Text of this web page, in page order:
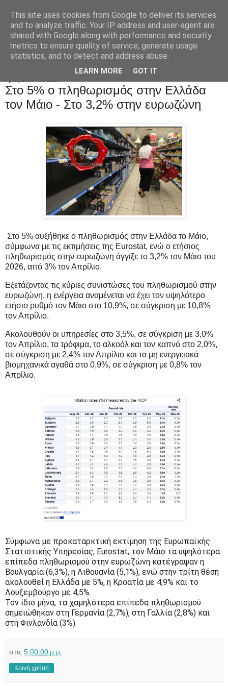
Στο 5% ο πληθωρισμός στην Ελλάδα
τον Μάιο - Στο 3,2% στην ευρωζώνη
Στο 5% αυξήθηκε ο πληθωρισμός στην Ελλάδα το Μάιο,
σύμφωνα με τις εκτιμήσεις της Eurostat, ενώ ο ετήσιος
πληθωρισμός στην ευρωζώνη άγγιξε το 3,2% τον Μάιο του
2026, από 3% τον Απρίλιο.
Εξετάζοντας τις κύριες συνιστώσες του πληθωρισμού στην
ευρωζώνη, η ενέργεια αναμένεται να έχει τον υψηλότερο
ετήσιο ρυθμό τον Μάιο στο 10,9%, σε σύγκριση με 10,8%
τον Απρίλιο.
Ακολουθούν οι υπηρεσίες στο 3,5%, σε σύγκριση με 3,0%
τον Απρίλιο, τα τρόφιμα, το αλκοόλ και τον καπνό στο 2,0%,
σε σύγκριση με 2,4% τον Απρίλιο και τα μη ενεργειακά
βιομηχανικά αγαθά στο 0,9%, σε σύγκριση με 0,8% τον
Απρίλιο.
Σύμφωνα με προκαταρκτική εκτίμηση της Ευρωπαϊκής
Στατιστικής Υπηρεσίας, Eurostat, τον Μάιο τα υψηλότερα
επίπεδα πληθωρισμού στην ευρωζώνη κατέγραψαν η
Βουλγαρία (6,3%), η Λιθουανία (5,1%), ενώ στην τρίτη θέση
ακολουθεί η Ελλάδα με 5%, η Κροατία με 4,9% και το
Λουξεμβούργο με 4,5%.
Τον ίδιο μήνα, τα χαμηλότερα επίπεδα πληθωρισμού
σημειώθηκαν στη Γερμανία (2,7%), στη Γαλλία (2,8%) και
στη Φινλανδία (3%).
στις 5:00:00 μ.μ.
Κοινή χρήση
This site uses cookies from Google to deliver its services
and to analyze traffic. Your IP address and user-agent are
shared with Google along with performance and security
metrics to ensure quality of service, generate usage
statistics, and to detect and address abuse.
LEARN MORE GOT IT